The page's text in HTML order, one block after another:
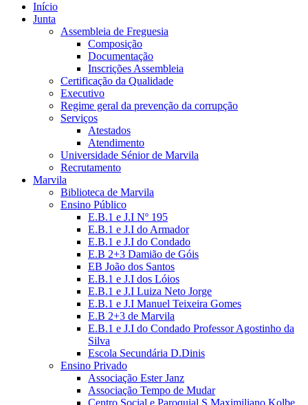
Início
Junta
Assembleia de Freguesia
Composição
Documentação
Inscrições Assembleia
Certificação da Qualidade
Executivo
Regime geral da prevenção da corrupção
Serviços
Atestados
Atendimento
Universidade Sénior de Marvila
Recrutamento
Marvila
Biblioteca de Marvila
Ensino Público
E.B.1 e J.I Nº 195
E.B.1 e J.I do Armador
E.B.1 e J.I do Condado
E.B 2+3 Damião de Góis
EB João dos Santos
E.B.1 e J.I dos Lóios
E.B.1 e J.I Luiza Neto Jorge
E.B.1 e J.I Manuel Teixeira Gomes
E.B 2+3 de Marvila
E.B.1 e J.I do Condado Professor Agostinho da
Silva
Escola Secundária D.Dinis
Ensino Privado
Associação Ester Janz
Associação Tempo de Mudar
Centro Social e Paroquial S.Maximiliano Kolbe